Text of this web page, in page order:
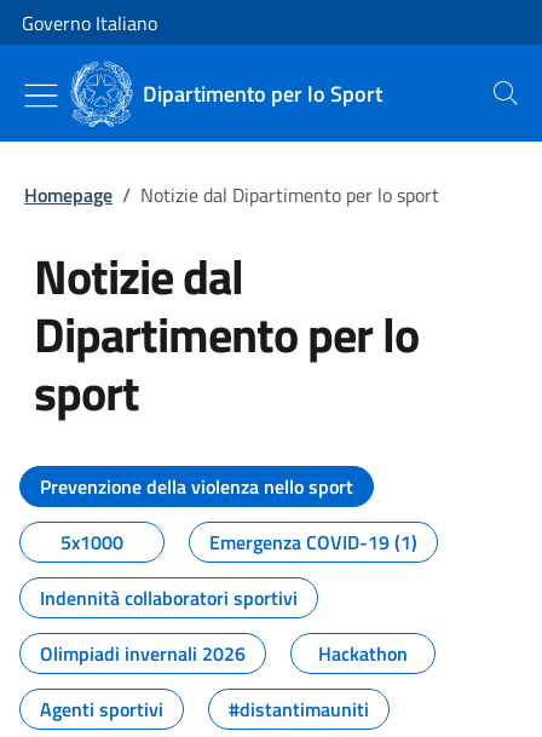
Vai al contenuto
Vai alla navigazione del sito
Governo Italiano
Dipartimento per lo Sport Cerca
Homepage / Notizie dal Dipartimento per lo sport
Notizie dal
Dipartimento per lo
sport
Tutti i contenuti della pagina
Prevenzione della violenza nello sport
5x1000
Emergenza COVID-19 (1)
Indennità collaboratori sportivi
Olimpiadi invernali 2026
Hackathon
Agenti sportivi
#distantimauniti